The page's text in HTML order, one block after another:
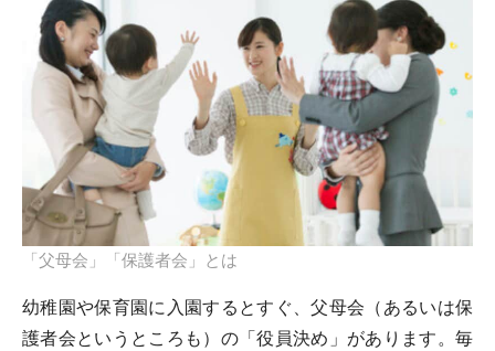
「父母会」「保護者会」とは
幼稚園や保育園に入園するとすぐ、父母会（あるいは保
護者会というところも）の「役員決め」があります。毎